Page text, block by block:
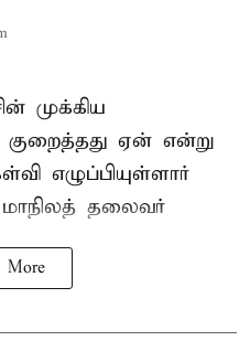
முக்கிய
குறைத்தது ஏன் என்று
எழுப்பியுள்ளார்
தலைவர்
More